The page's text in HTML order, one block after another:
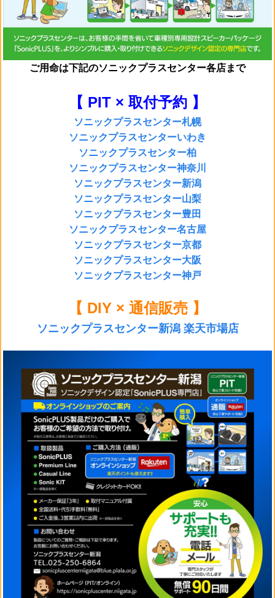
ご用命は下記のソニックプラスセンター各店まで
【 PIT × 取付予約 】
ソニックプラスセンター札幌
ソニックプラスセンターいわき
ソニックプラスセンター柏
ソニックプラスセンター神奈川
ソニックプラスセンター新潟
ソニックプラスセンター山梨
ソニックプラスセンター豊田
ソニックプラスセンター名古屋
ソニックプラスセンター京都
ソニックプラスセンター大阪
ソニックプラスセンター神戸
【 DIY × 通信販売 】
ソニックプラスセンター新潟 楽天市場店